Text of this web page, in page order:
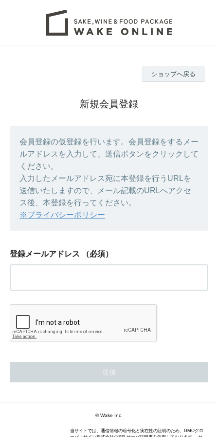
ショップへ戻る
新規会員登録
会員登録の仮登録を行います。会員登録をするメー
ルアドレスを入力して、送信ボタンをクリックして
ください。
入力したメールアドレス宛に本登録を行うURLを
送信いたしますので、メール記載のURLへアクセ
ス後、本登録を行ってください。
※プライバシーポリシー
登録メールアドレス （必須）
©︎ Wake Inc.
当サイトでは、通信情報の暗号化と実在性の証明のため、GMOグロ